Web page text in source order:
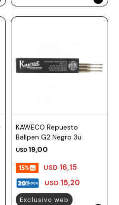
KAWECO Repuesto
Ballpen G2 Negro 3u
USD 19,00
USD 15,20
USD 16,15
Exclusivo web